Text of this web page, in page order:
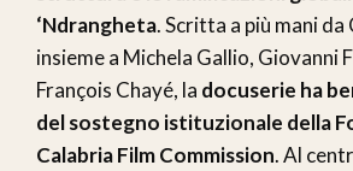
‘Ndrangheta. Scritta a più mani
insieme a Michela Gallio, Giovanni
François Chayé, la docuserie ha
del sostegno istituzionale della
Calabria Film Commission. Al